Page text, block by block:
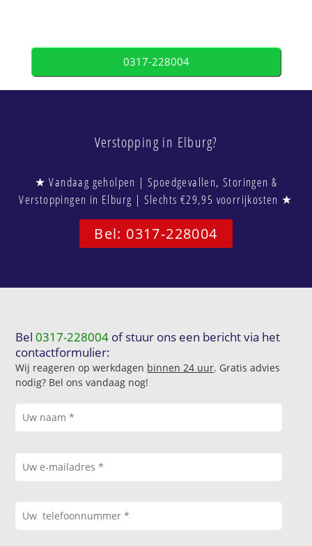
0317-228004
Verstopping in Elburg?
★ Vandaag geholpen | Spoedgevallen, Storingen &
Verstoppingen in Elburg | Slechts €29,95 voorrijkosten ★
Bel: 0317-228004
Bel0317-228004 of stuur ons een bericht via het
contactformulier:
Wij reageren op werkdagen binnen 24 uur. Gratis advies
nodig? Bel ons vandaag nog!